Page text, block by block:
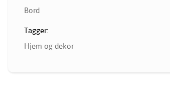
Bord
Tagger:
Hjem og dekor